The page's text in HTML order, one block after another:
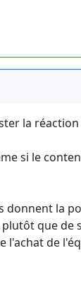
la
si le
donnent la
que de
l'achat de